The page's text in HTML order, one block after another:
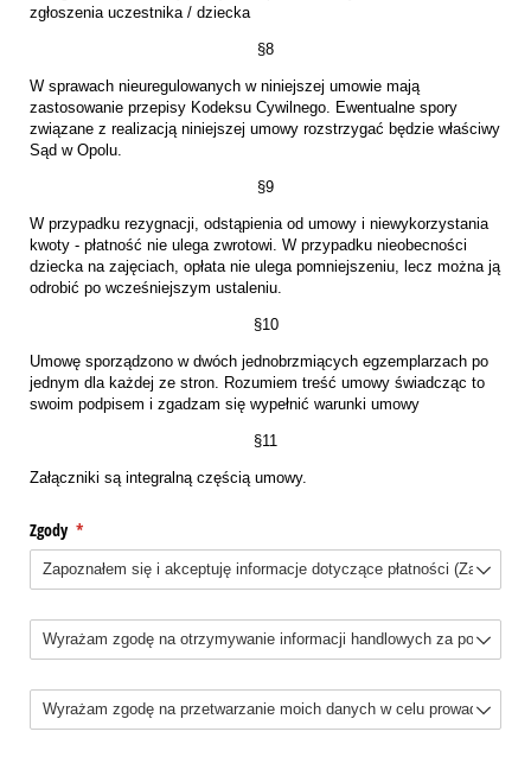
zgłoszenia uczestnika / dziecka
§8
W sprawach nieuregulowanych w niniejszej umowie mają
zastosowanie przepisy Kodeksu Cywilnego. Ewentualne spory
związane z realizacją niniejszej umowy rozstrzygać będzie właściwy
Sąd w Opolu.
§9
W przypadku rezygnacji, odstąpienia od umowy i niewykorzystania
kwoty - płatność nie ulega zwrotowi. W przypadku nieobecności
dziecka na zajęciach, opłata nie ulega pomniejszeniu, lecz można ją
odrobić po wcześniejszym ustaleniu.
§10
Umowę sporządzono w dwóch jednobrzmiących egzemplarzach po
jednym dla każdej ze stron. Rozumiem treść umowy świadcząc to
swoim podpisem i zgadzam się wypełnić warunki umowy
§11
Załączniki są integralną częścią umowy.
Zgody *
(wymagane)
Bez tytułu
Choice